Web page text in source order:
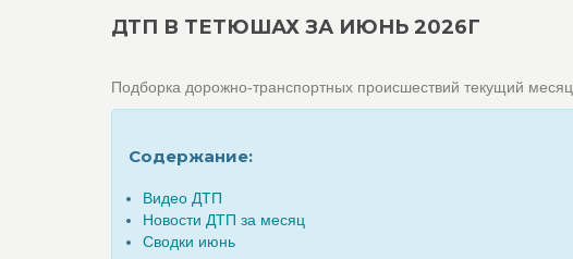
ДТП В ТЕТЮШАХ ЗА ИЮНЬ 2026Г
Подборка дорожно-транспортных происшествий текущий месяц
Содержание:
Видео ДТП
Новости ДТП за месяц
Сводки июнь